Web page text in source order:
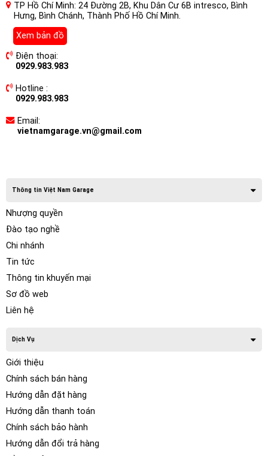
TP Hồ Chí Minh: 24 Đường 2B, Khu Dân Cư 6B intresco, Bình
Hưng, Bình Chánh, Thành Phố Hồ Chí Minh.
Xem bản đồ
Điện thoại:
0929.983.983
Hotline :
0929.983.983
Email:
vietnamgarage.vn@gmail.com
Thông tin Việt Nam Garage
Nhượng quyền
Đào tạo nghề
Chi nhánh
Tin tức
Thông tin khuyến mại
Sơ đồ web
Liên hệ
Dịch Vụ
Giới thiệu
Chính sách bán hàng
Hướng dẫn đặt hàng
Hướng dẫn thanh toán
Chính sách bảo hành
Hướng dẫn đổi trả hàng